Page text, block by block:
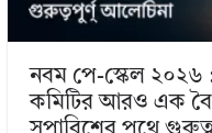
নবম পে-স্কেল
কমিটির আরও এক